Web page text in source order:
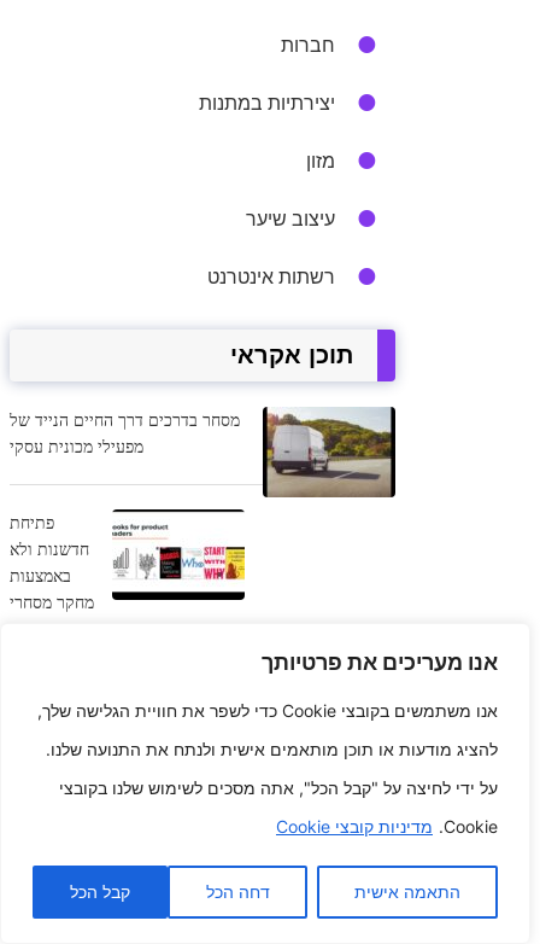
אנו מעריכים את פרטיותך
אנו משתמשים בקובצי Cookie כדי לשפר את חוויית הגלישה שלך,
להציג מודעות או תוכן מותאמים אישית ולנתח את התנועה שלנו.
על ידי לחיצה על "קבל הכל", אתה מסכים לשימוש שלנו בקובצי
Cookie. מדיניות קובצי Cookie
התאמה אישית דחה הכל קבל הכל
חברות
יצירתיות במתנות
מזון
עיצוב שיער
רשתות אינטרנט
תוכן אקראי
מסחר בדרכים דרך החיים הנייד של
מפעילי מכונית עסקי
פתיחת
חדשנות ולא
באמצעות
מחקר מסחרי
האבולוציה העסקית
הזהב
מעדן שיטה